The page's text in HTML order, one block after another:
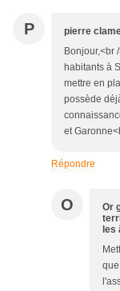
P pierre
Bonjour,<br
habitants à
mettre en
possède
et
Répondre
O
Or
les